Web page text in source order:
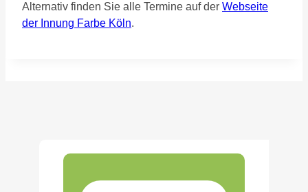
Alternativ finden Sie alle Termine auf der Webseite
der Innung Farbe Köln.